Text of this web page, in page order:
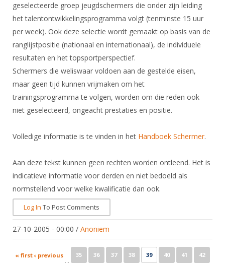
geselecteerde groep jeugdschermers die onder zijn leiding
het talentontwikkelingsprogramma volgt (tenminste 15 uur
per week). Ook deze selectie wordt gemaakt op basis van de
ranglijstpositie (nationaal en internationaal), de individuele
resultaten en het topsportperspectief.
Schermers die weliswaar voldoen aan de gestelde eisen,
maar geen tijd kunnen vrijmaken om het
trainingsprogramma te volgen, worden om die reden ook
niet geselecteerd, ongeacht prestaties en positie.
Volledige informatie is te vinden in het Handboek Schermer.
Aan deze tekst kunnen geen rechten worden ontleend. Het is
indicatieve informatie voor derden en niet bedoeld als
normstellend voor welke kwalificatie dan ook.
Log In To Post Comments
27-10-2005 - 00:00 / Anoniem
Pages
« first ‹ previous
…
35 36 37 38 39 40 41 42